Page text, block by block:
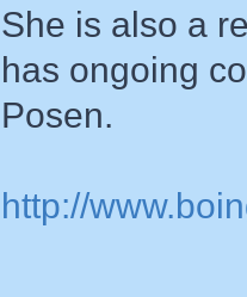
She is also a
has ongoing
Posen.
http://